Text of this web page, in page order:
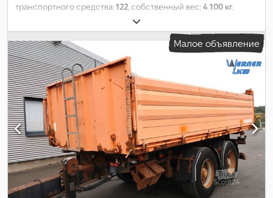
транспортного средства:122, собственный вес:4 100 кг,
максимальная грузоподъёмность:
кг, конфигурация осей:2 оси, первая регистрация:05/2025,
длина грузового отсека:
, ширина пространства для
загрузки:2 420 мм, высота грузового отсека:
, объем
грузового пространства:12 м³, подвеска:
, размер
шины:385/65 r 22,5 , колесная база:1 310 мм, Оборудование:
ABS,
Малое объявление